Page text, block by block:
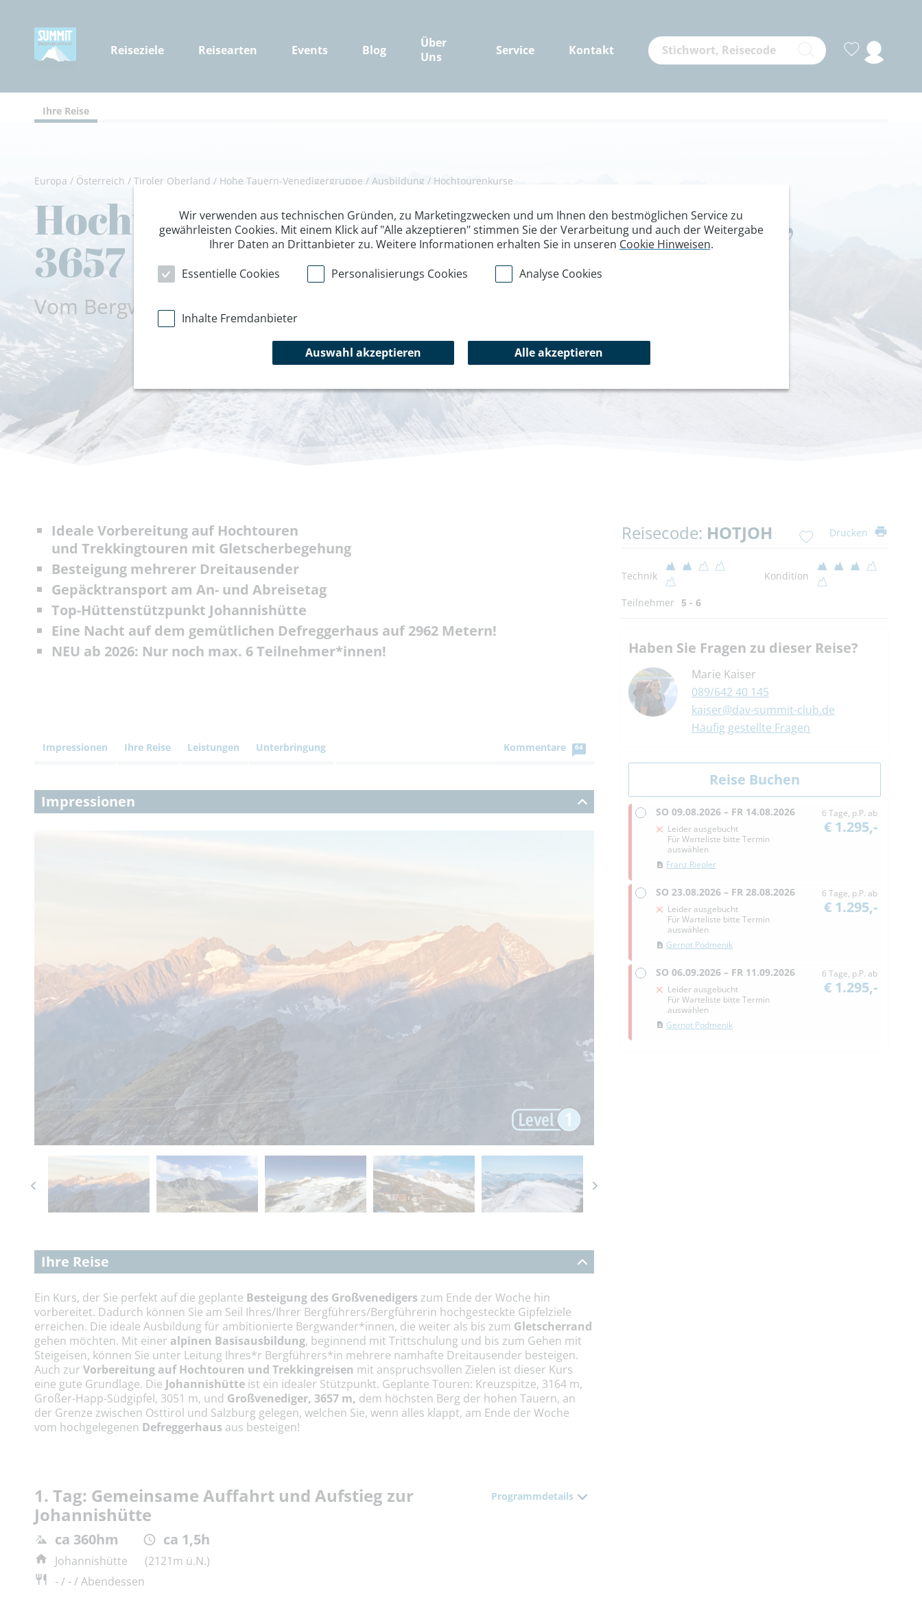
Reiseziele Reisearten Events Blog
Über
Uns
Service Kontakt
Ihre Reise
Europa / Österreich / Tiroler Oberland / Hohe Tauern-Venedigergruppe / Ausbildung / Hochtourenkurse
Hochtourentraining mit Großvenediger,
3657 m
Vom Bergwandern zum Hochtourengehen in den Hohen Tauern
Ideale Vorbereitung auf Hochtouren
und Trekkingtouren mit Gletscherbegehung
Besteigung mehrerer Dreitausender
Gepäcktransport am An- und Abreisetag
Top-Hüttenstützpunkt Johannishütte
Eine Nacht auf dem gemütlichen Defreggerhaus auf 2962 Metern!
NEU ab 2026: Nur noch max. 6 Teilnehmer*innen!
Impressionen Ihre Reise Leistungen Unterbringung Kommentare 64
Impressionen
Ihre Reise
Ein Kurs, der Sie perfekt auf die geplante Besteigung des Großvenedigers zum Ende der Woche hin
vorbereitet. Dadurch können Sie am Seil Ihres/Ihrer Bergführers/Bergführerin hochgesteckte Gipfelziele
erreichen. Die ideale Ausbildung für ambitionierte Bergwander*innen, die weiter als bis zum Gletscherrand
gehen möchten. Mit einer alpinen Basisausbildung, beginnend mit Trittschulung und bis zum Gehen mit
Steigeisen, können Sie unter Leitung Ihres*r Bergführers*in mehrere namhafte Dreitausender besteigen.
Auch zur Vorbereitung auf Hochtouren und Trekkingreisen mit anspruchsvollen Zielen ist dieser Kurs
eine gute Grundlage. Die Johannishütte ist ein idealer Stützpunkt. Geplante Touren: Kreuzspitze, 3164 m,
Großer-Happ-Südgipfel, 3051 m, und Großvenediger, 3657 m, dem höchsten Berg der hohen Tauern, an
der Grenze zwischen Osttirol und Salzburg gelegen, welchen Sie, wenn alles klappt, am Ende der Woche
vom hochgelegenen Defreggerhaus aus besteigen!
1. Tag: Gemeinsame Auffahrt und Aufstieg zur
Johannishütte
Programmdetails
ca 360hm ca 1,5h
Johannishütte
(2121m ü.N.)
- / - / Abendessen
Reisecode: HOTJOH Drucken
Technik Kondition
Teilnehmer 5 - 6
Haben Sie Fragen zu dieser Reise?
Marie Kaiser
089/642 40 145
kaiser@dav-summit-club.de
Häufig gestellte Fragen
SO 09.08.2026 – FR 14.08.2026
Leider ausgebucht
Für Warteliste bitte Termin
auswählen
Franz Riepler
6 Tage, p.P. ab
€ 1.295,-
SO 23.08.2026 – FR 28.08.2026
Leider ausgebucht
Für Warteliste bitte Termin
auswählen
Gernot Podmenik
6 Tage, p.P. ab
€ 1.295,-
SO 06.09.2026 – FR 11.09.2026
Leider ausgebucht
Für Warteliste bitte Termin
auswählen
Gernot Podmenik
6 Tage, p.P. ab
€ 1.295,-
Wir verwenden aus technischen Gründen, zu Marketingzwecken und um Ihnen den bestmöglichen Service zu
gewährleisten Cookies. Mit einem Klick auf "Alle akzeptieren" stimmen Sie der Verarbeitung und auch der Weitergabe
Ihrer Daten an Drittanbieter zu. Weitere Informationen erhalten Sie in unseren Cookie Hinweisen.
Essentielle Cookies
Personalisierungs Cookies Analyse Cookies
Inhalte Fremdanbieter
Auswahl akzeptieren Alle akzeptieren